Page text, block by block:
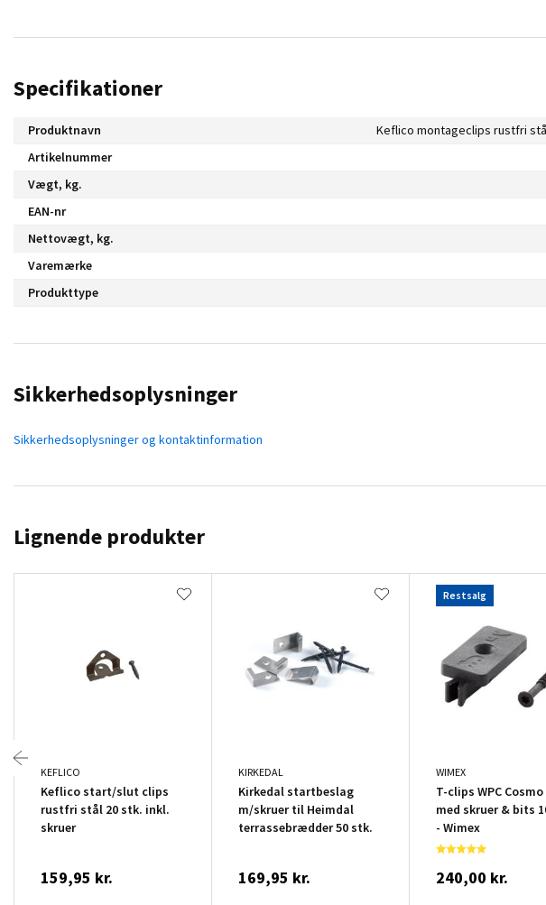
Specifikationer
Produktnavn
Keflico montageclips rustfri
Artikelnummer
Vægt, kg.
EAN-nr
Nettovægt, kg.
Varemærke
Produkttype
Sikkerhedsoplysninger
Sikkerhedsoplysninger og kontaktinformation
Lignende produkter
KEFLICO
Keflico start/slut clips
rustfri stål 20 stk. inkl.
skruer
159,95 kr.
KIRKEDAL
Kirkedal startbeslag
m/skruer til Heimdal
terrassebrædder 50 stk.
169,95 kr.
Restsalg
WIMEX
T-clips WPC Cosmo
med skruer & bits
- Wimex
240,00 kr.